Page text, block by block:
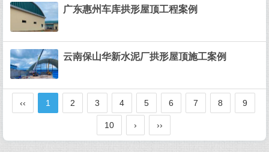
广东惠州车库拱形屋顶工程案例
云南保山华新水泥厂拱形屋顶施工案例
‹‹ 1 2 3 4 5 6 7 8 9
10 › ››